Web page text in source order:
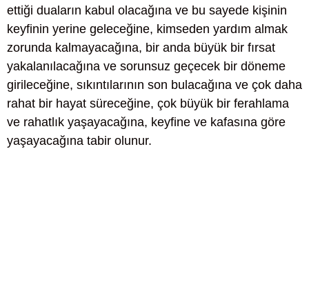
ettiği duaların kabul olacağına ve bu sayede kişinin
keyfinin yerine geleceğine, kimseden yardım almak
zorunda kalmayacağına, bir anda büyük bir fırsat
yakalanılacağına ve sorunsuz geçecek bir döneme
girileceğine, sıkıntılarının son bulacağına ve çok daha
rahat bir hayat süreceğine, çok büyük bir ferahlama
ve rahatlık yaşayacağına, keyfine ve kafasına göre
yaşayacağına tabir olunur.